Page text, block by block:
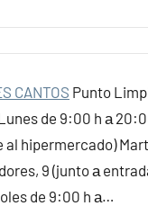
CANTOS Punto
de 9:00 h а
al hipermercado)
9 (junto а
de 9:00 h а…